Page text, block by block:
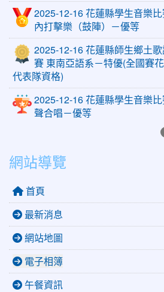
2025-12-16 花蓮縣學生音樂
內打擊樂（鼓陣）－優等
2025-12-16 花蓮縣師生鄉土
賽 東南亞語系－特優(全國賽
代表隊資格)
2025-12-16 花蓮縣學生音樂
聲合唱－優等
網站導覽
首頁
最新消息
網站地圖
電子相簿
午餐資訊